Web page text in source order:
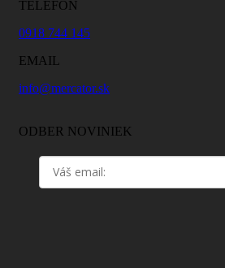
TELEFÓN
0918 744 145
EMAIL
info@mercator.sk
ODBER NOVINIEK